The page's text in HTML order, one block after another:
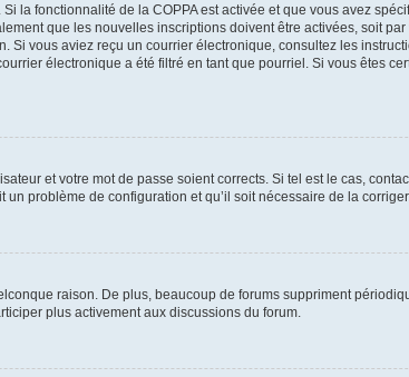
la fonctionnalité de la COPPA est activée et que vous avez
que les nouvelles inscriptions doivent être activées, soit
vous aviez reçu un courrier électronique, consultez les
électronique a été filtré en tant que pourriel. Si vous êtes
et votre mot de passe soient corrects. Si tel est le cas,
problème de configuration et qu’il soit nécessaire de la corriger.
raison. De plus, beaucoup de forums suppriment
plus activement aux discussions du forum.